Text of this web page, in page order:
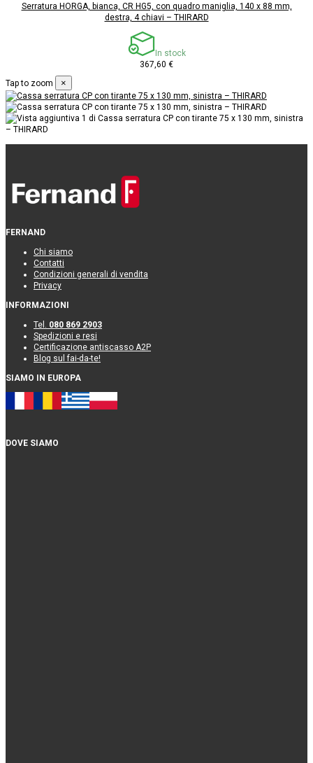
Serratura HORGA, bianca, CR HG5, con quadro maniglia, 140 x 88 mm,
destra, 4 chiavi – THIRARD
In stock
367,60 €
Tap to zoom
×
FERNAND
Chi siamo
Contatti
Condizioni generali di vendita
Privacy
INFORMAZIONI
Tel. 080 869 2903
Spedizioni e resi
Certificazione antiscasso A2P
Blog sul fai-da-te!
SIAMO IN EUROPA
DOVE SIAMO